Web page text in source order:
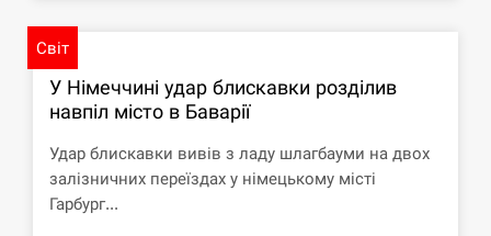
Світ
У Німеччині удар блискавки розділив
навпіл місто в Баварії
Удар блискавки вивів з ладу шлагбауми на двох
залізничних переїздах у німецькому місті
Гарбург...